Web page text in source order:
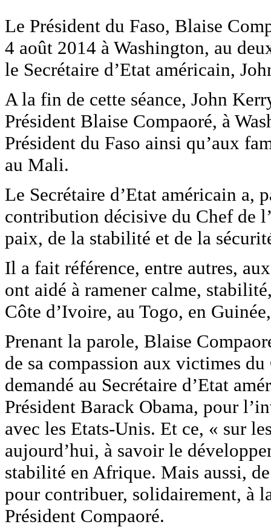
Le Président du Faso, Blaise
4 août 2014 à Washington, au
le Secrétaire d’Etat américain,
A la fin de cette séance, John
Président Blaise Compaoré, à
Président du Faso ainsi qu’aux
au Mali.
Le Secrétaire d’Etat américain a,
contribution décisive du Chef de
paix, de la stabilité et de la
Il a fait référence, entre autres,
ont aidé à ramener calme,
Côte d’Ivoire, au Togo, en
Prenant la parole, Blaise
de sa compassion aux victimes
demandé au Secrétaire d’Etat
Président Barack Obama, pour
avec les Etats-Unis. Et ce, « sur
aujourd’hui, à savoir le
stabilité en Afrique. Mais aussi,
pour contribuer, solidairement, à
Président Compaoré.